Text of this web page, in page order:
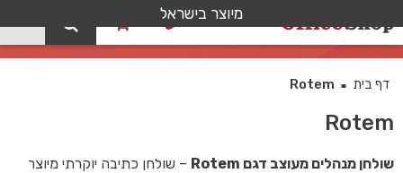
מיוצר בישראל
קטלוג
דף בית ■
Rotem
Rotem
שולחן מנהלים מעוצב דגם Rotem
– שולחן כתיבה יוקרתי מיוצר